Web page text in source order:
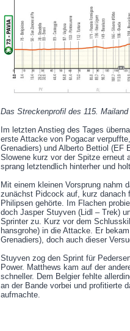
Das Streckenprofil des 115. Mailand
Im letzten Anstieg des Tages
erste Attacke von Pogacar
Grenadiers) und Alberto Bettiol (EF
Slowene kurz vor der Spitze erneut
sprang letztendlich hinterher und
Mit einem kleinen Vorsprung nahm
zunächst Pidcock auf, kurz danach
Philipsen gehörte. Im Flachen
doch Jasper Stuyven (Lidl – Trek)
Sprinter zu. Kurz vor dem
hansgrohe) in die Attacke. Er
Grenadiers), doch auch dieser
Stuyven zog den Sprint für
Power. Matthews kam auf der
schneller. Dem Belgier fehlte
an der Bande vorbei und profitierte
aufmachte.